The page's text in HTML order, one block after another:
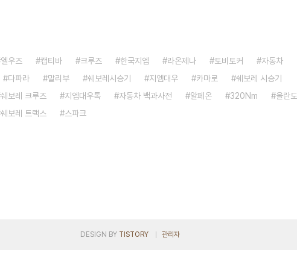
엘우즈 캡티바 크루즈 한국지엠 라온제나 토비토커
자동차
다파라 말리부 쉐보레시승기 지엠대우 카마로
쉐보레 시승기
쉐보레 크루즈 지엠대우톡 자동차 백과사전 알페온 320Nm
올란도
쉐보레 트랙스 스파크
DESIGN BY TISTORY 관리자